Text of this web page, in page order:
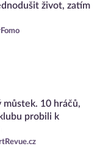
život, zatím
můstek. 10 hráčů,
probili k